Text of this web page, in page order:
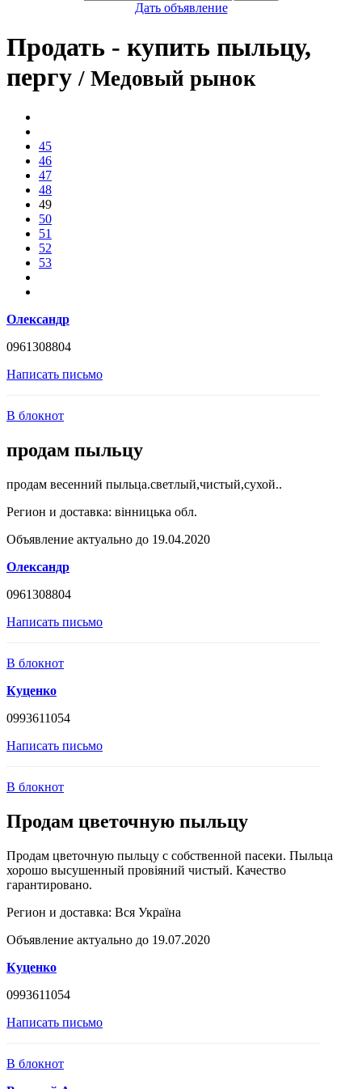
Дать объявление
Продать - купить пыльцу,
пергу/ Медовый рынок
45
46
47
48
49
50
51
52
53
Олександр
0961308804
Написать письмо
В блокнот
продам пыльцу
продам весенний пыльца.светлый,чистый,сухой..
Регион и доставка: вінницька обл.
Объявление актуально до 19.04.2020
Олександр
0961308804
Написать письмо
В блокнот
Куценко
0993611054
Написать письмо
В блокнот
Продам цветочную пыльцу
Продам цветочную пыльцу с собственной пасеки. Пыльца
хорошо высушенный провіяний чистый. Качество
гарантировано.
Регион и доставка: Вся Україна
Объявление актуально до 19.07.2020
Куценко
0993611054
Написать письмо
В блокнот